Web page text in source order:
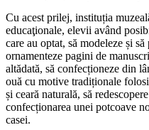
Cu acest prilej, instituția
educaţionale, elevii având
care au optat, să modeleze și
ornamenteze pagini de
altădată, să confecționeze din
ouă cu motive tradiționale
și ceară naturală, să
confecționarea unei potcoave
casei.